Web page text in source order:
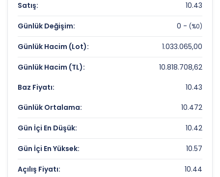
MENDERES TEKSTIL Fiyat ve Getiri Karnesi
Anlık Fiyat:
10,43 TL
Günlük Değişim:
0,00%
Yıllık Getiri:
%-22,11
MENDERES TEKSTIL Değerleme Çarpanları
Piyasa Değeri/Defter Değeri (PD/DD):
0.18
MENDERES TEKSTIL Rekorlar ve Önemli
Seviyeler
Satış: 10.43
Günlük Değişim: 0 - (%0)
Günlük Hacim (Lot): 1.033.065,00
Günlük Hacim (TL): 10.818.708,62
Baz Fiyatı: 10.43
Günlük Ortalama: 10.472
Gün İçi En Düşük: 10.42
Gün İçi En Yüksek: 10.57
Açılış Fiyatı: 10.44